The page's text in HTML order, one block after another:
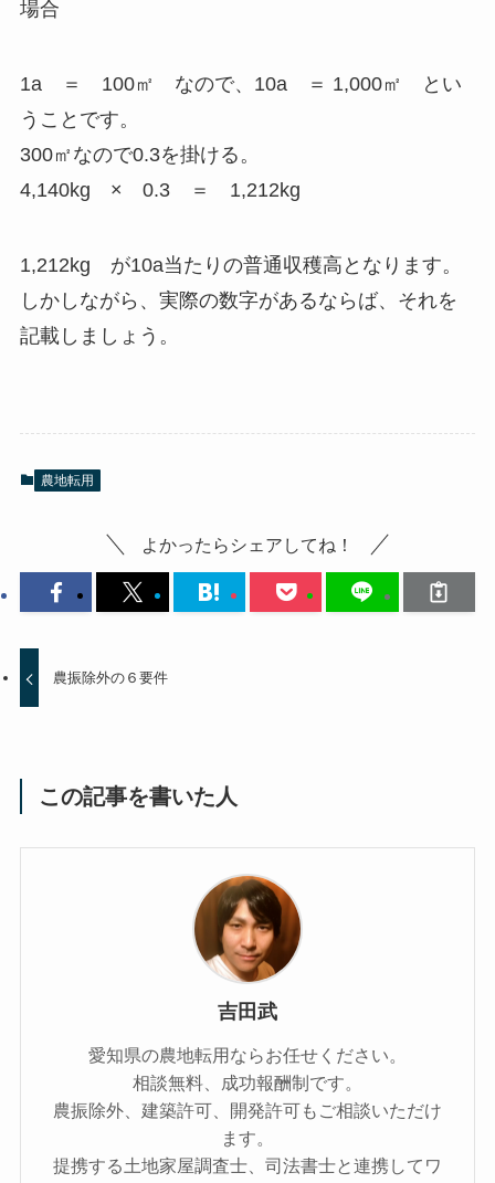
場合
1a ＝ 100㎡ なので、10a ＝ 1,000㎡ とい
うことです。
300㎡なので0.3を掛ける。
4,140kg × 0.3 ＝ 1,212kg
1,212kg が10a当たりの普通収穫高となります。
しかしながら、実際の数字があるならば、それを
記載しましょう。
農地転用
よかったらシェアしてね！
農振除外の６要件
この記事を書いた人
吉田武
愛知県の農地転用ならお任せください。
相談無料、成功報酬制です。
農振除外、建築許可、開発許可もご相談いただけ
ます。
提携する土地家屋調査士、司法書士と連携してワ